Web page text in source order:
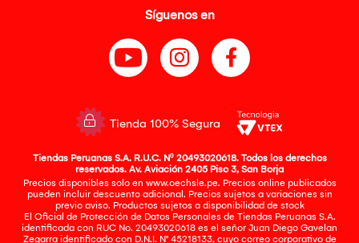
Síguenos en
Tienda 100% Segura
Tiendas Peruanas S.A. R.U.C. Nº 20493020618. Todos los derechos
reservados. Av. Aviación 2405 Piso 3, San Borja
Precios disponibles solo en www.oechsle.pe. Precios online publicados
pueden incluir descuento adicional. Precios sujetos a variaciones sin
previo aviso. Productos sujetos a disponibilidad de stock
El Oficial de Protección de Datos Personales de Tiendas Peruanas S.A.
identificada con RUC No. 20493020618 es el señor Juan Diego Gavelan
Zegarra identificado con D.N.I. N° 45218133, cuyo correo corporativo de